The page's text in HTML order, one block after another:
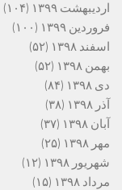
اردیبهشت ۱۳۹۹
(۱۰۴)
فروردین ۱۳۹۹
(۱۰۰)
اسفند ۱۳۹۸
(۵۲)
بهمن ۱۳۹۸
(۵۲)
دی ۱۳۹۸
(۸۴)
آذر ۱۳۹۸
(۳۸)
آبان ۱۳۹۸
(۳۷)
مهر ۱۳۹۸
(۲۵)
شهریور ۱۳۹۸
(۱۲)
مرداد ۱۳۹۸
(۱۵)